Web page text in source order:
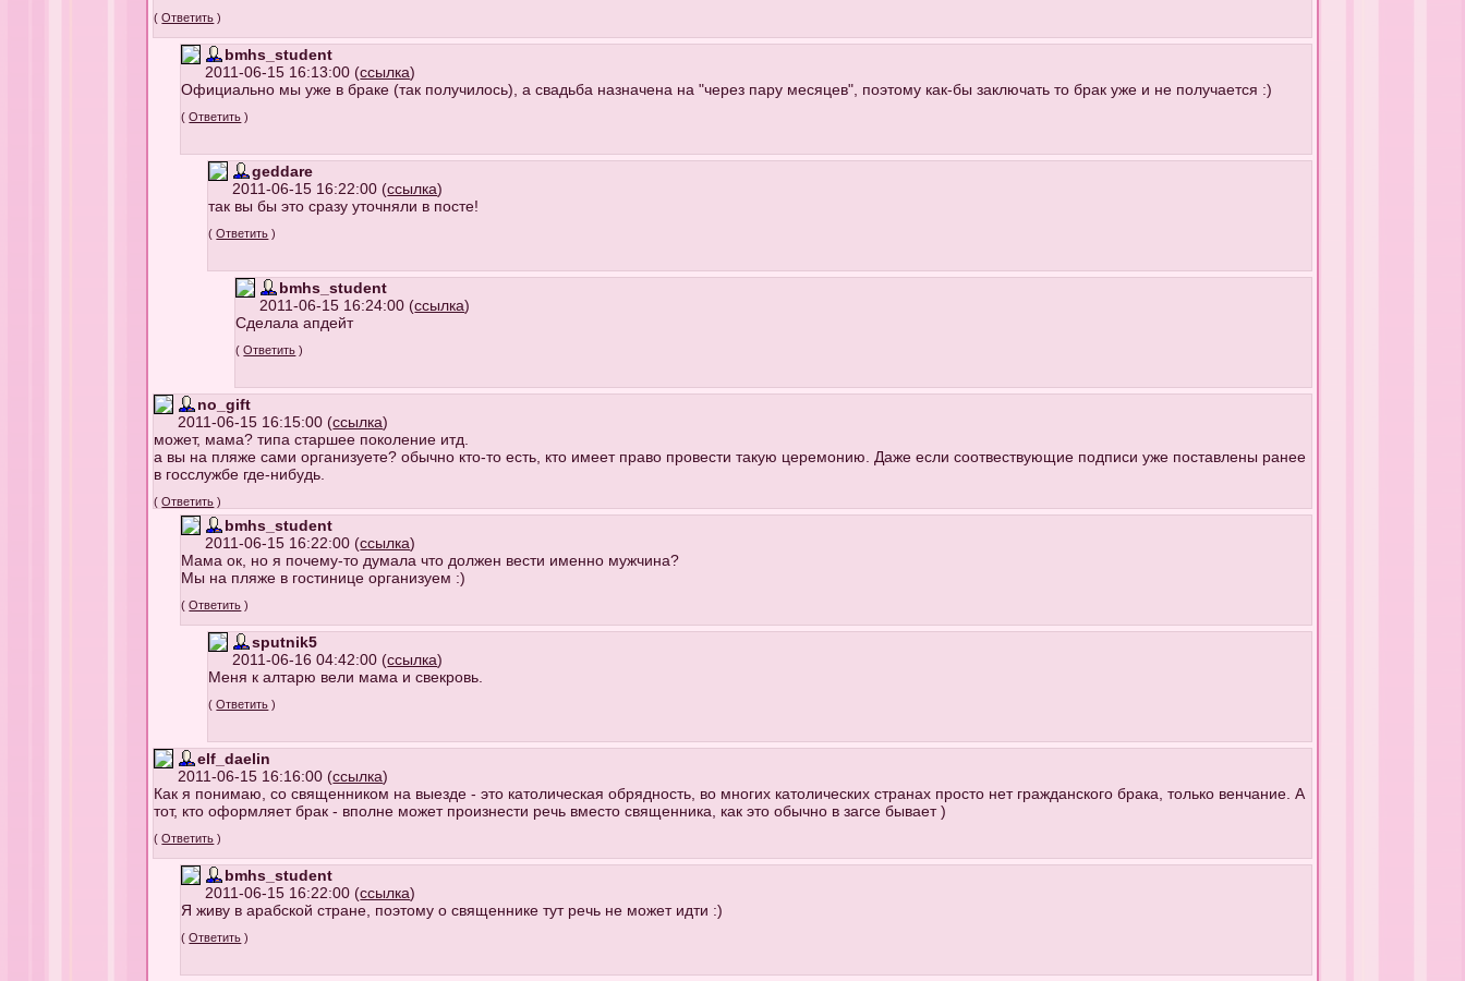
(Ответить )
bmhs_student
2011-06-15 16:13:00 (ссылка)
Официально мы уже в браке (так получилось), а свадьба назначена на "через пару месяцев", поэтому как-бы заключать то брак уже и не получается :)
(Ответить )
geddare
2011-06-15 16:22:00 (ссылка)
так вы бы это сразу уточняли в посте!
(Ответить )
bmhs_student
2011-06-15 16:24:00 (ссылка)
Сделала апдейт
(Ответить )
no_gift
2011-06-15 16:15:00 (ссылка)
может, мама? типа старшее поколение итд.
а вы на пляже сами организуете? обычно кто-то есть, кто имеет право провести такую церемонию. Даже если соотвествующие подписи уже поставлены ранее
в госслужбе где-нибудь.
(Ответить )
bmhs_student
2011-06-15 16:22:00 (ссылка)
Мама ок, но я почему-то думала что должен вести именно мужчина?
Мы на пляже в гостинице организуем :)
(Ответить )
sputnik5
2011-06-16 04:42:00 (ссылка)
Меня к алтарю вели мама и свекровь.
(Ответить )
elf_daelin
2011-06-15 16:16:00 (ссылка)
Как я понимаю, со священником на выезде - это католическая обрядность, во многих католических странах просто нет гражданского брака, только венчание. А
тот, кто оформляет брак - вполне может произнести речь вместо священника, как это обычно в загсе бывает )
(Ответить )
bmhs_student
2011-06-15 16:22:00 (ссылка)
Я живу в арабской стране, поэтому о священнике тут речь не может идти :)
(Ответить )